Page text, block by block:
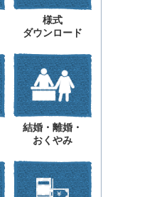
様式
ダウンロード
結婚・離婚・
おくやみ